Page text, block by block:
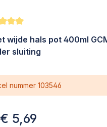
waardering van 5
wijde hals pot 400ml
sluiting
nummer 103546
€ 5,69